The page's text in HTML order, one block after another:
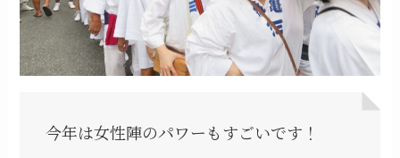
今年は女性陣のパワーもすごいです！